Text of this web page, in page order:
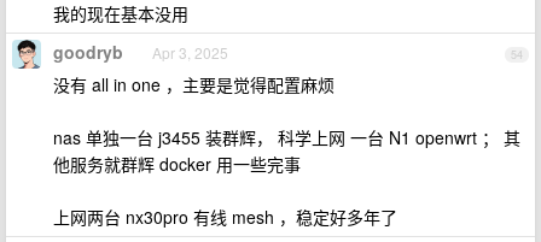
我的现在基本没用
54
goodryb Apr 3, 2025
没有 all in one ，主要是觉得配置麻烦
nas 单独一台 j3455 装群辉， 科学上网 一台 N1 openwrt ； 其
他服务就群辉 docker 用一些完事
上网两台 nx30pro 有线 mesh ，稳定好多年了